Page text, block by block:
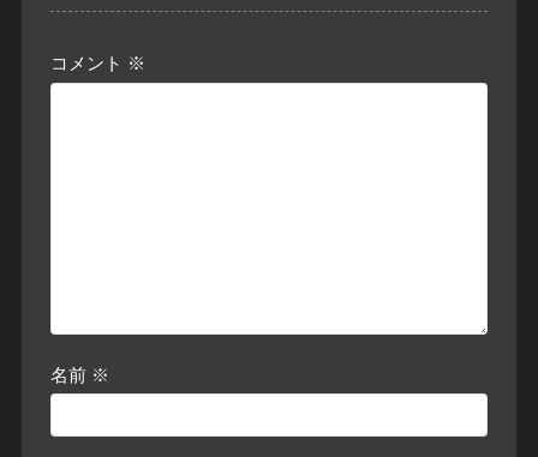
コメント ※
名前 ※